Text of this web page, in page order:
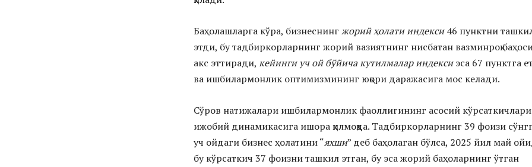
Баҳолашларга кўра, бизнеснинг жорий ҳолати индекси46 пунктни
этди, бу тадбиркорларнинг жорий вазиятнинг нисбатан вазминроқ
акс эттиради, кейинги уч ой бўйича кутилмалар индексиэса 67 пунктга
ва ишбилармонлик оптимизмининг юқори даражасига мос келади.
Сўров натижалари ишбилармонлик фаоллигининг асосий кўрсаткичлари
ижобий динамикасига ишора қилмоқда. Тадбиркорларнинг 39 фоизи
уч ойдаги бизнес ҳолатини “яхши” деб баҳолаган бўлса, 2025 йил май
бу кўрсаткич 37 фоизни ташкил этган, бу эса жорий баҳоларнинг ўтган